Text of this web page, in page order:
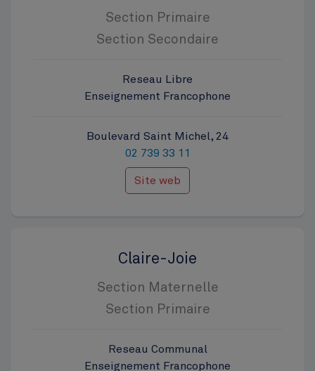
Section Primaire
Section Secondaire
Reseau Libre
Enseignement Francophone
Boulevard Saint Michel, 24
02 739 33 11
Site web
Claire-Joie
Section Maternelle
Section Primaire
Reseau Communal
Enseignement Francophone